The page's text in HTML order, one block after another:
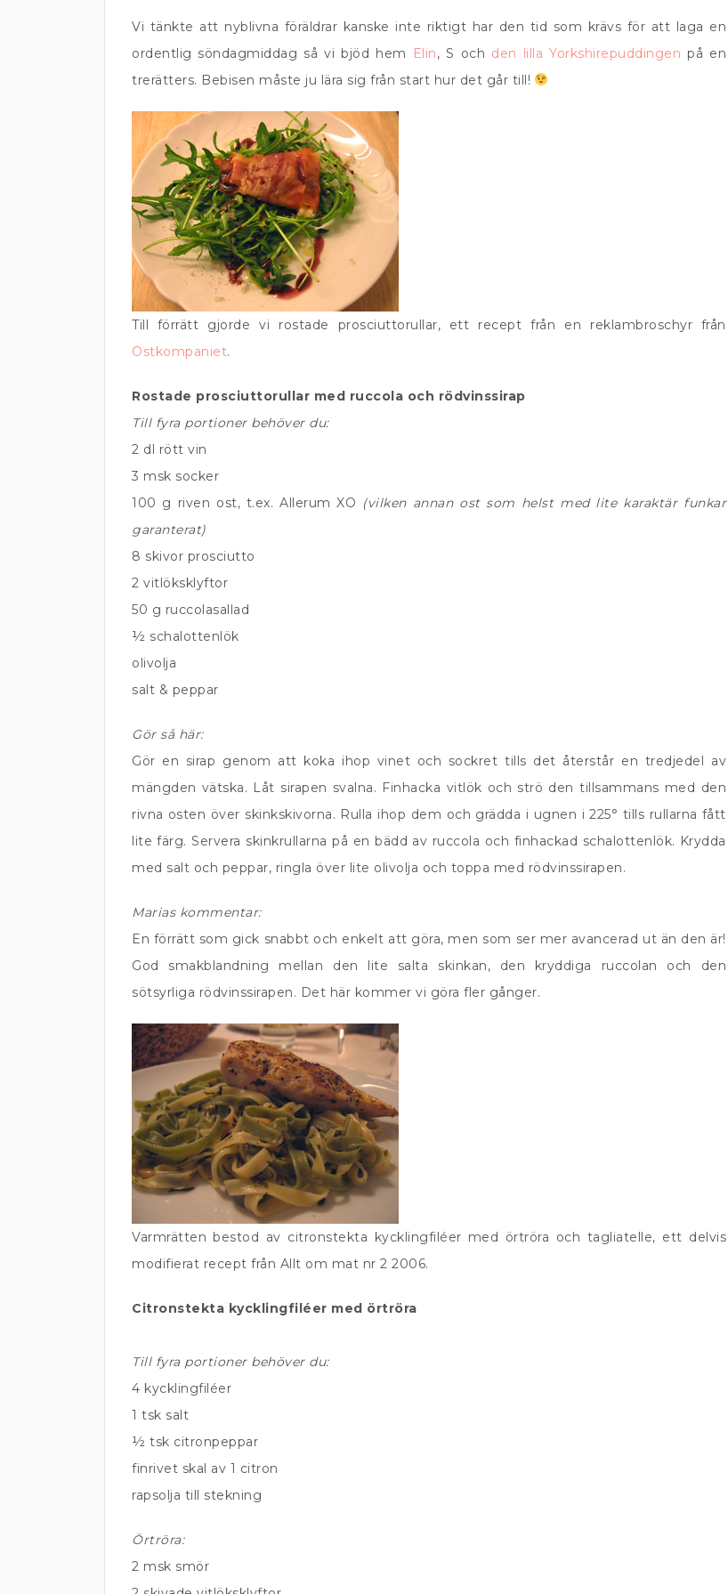
Vi tänkte att nyblivna föräldrar kanske inte riktigt har den tid som krävs för att laga en
ordentlig söndagmiddag så vi bjöd hem
Elin, S och den lilla Yorkshirepuddingen på en
trerätters. Bebisen måste ju lära sig från start hur det går till!
Till förrätt gjorde vi rostade prosciuttorullar, ett recept från en reklambroschyr från
Ostkompaniet.
Rostade prosciuttorullar med ruccola och rödvinssirap
Till fyra portioner behöver du:
2 dl rött vin
3 msk socker
100 g riven ost, t.ex. Allerum XO (vilken annan ost som helst med lite karaktär funkar
garanterat)
8 skivor prosciutto
2 vitlöksklyftor
50 g ruccolasallad
½ schalottenlök
olivolja
salt & peppar
Gör så här:
Gör en sirap genom att koka ihop vinet och sockret tills det återstår en tredjedel av
mängden vätska. Låt sirapen svalna. Finhacka vitlök och strö den tillsammans med den
rivna osten över skinkskivorna. Rulla ihop dem och grädda i ugnen i 225° tills rullarna fått
lite färg. Servera skinkrullarna på en bädd av ruccola och finhackad schalottenlök. Krydda
med salt och peppar, ringla över lite olivolja och toppa med rödvinssirapen.
Marias kommentar:
En förrätt som gick snabbt och enkelt att göra, men som ser mer avancerad ut än den är!
God smakblandning mellan den lite salta skinkan, den kryddiga ruccolan och den
sötsyrliga rödvinssirapen. Det här kommer vi göra fler gånger.
Varmrätten bestod av citronstekta kycklingfiléer med örtröra och tagliatelle, ett delvis
modifierat recept från Allt om mat nr 2 2006.
Citronstekta kycklingfiléer med örtröra
Till fyra portioner behöver du:
4 kycklingfiléer
1 tsk salt
½ tsk citronpeppar
finrivet skal av 1 citron
rapsolja till stekning
Örtröra:
2 msk smör